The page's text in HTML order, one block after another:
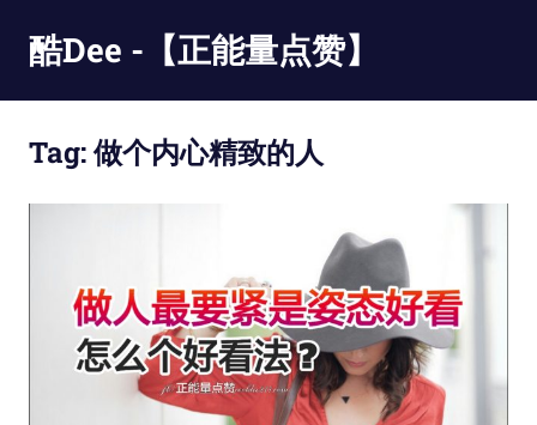
content
酷Dee -【正能量点赞】
最
Tag:做个内心精致的人